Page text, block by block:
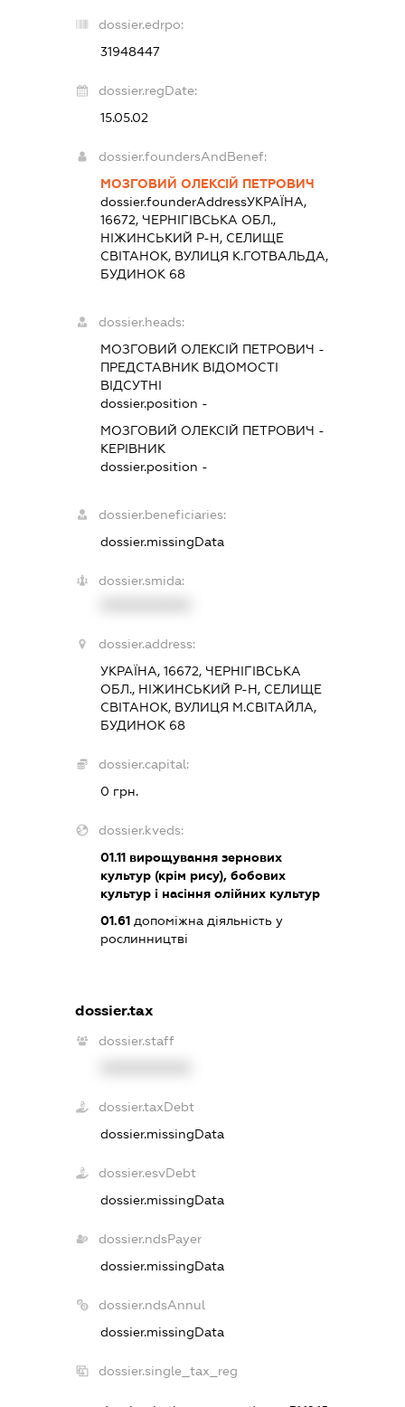
dossier.edrpo:
31948447
dossier.regDate:
15.05.02
dossier.foundersAndBenef:
МОЗГОВИЙ ОЛЕКСІЙ ПЕТРОВИЧ
dossier.founderAddressУКРАЇНА,
16672, ЧЕРНІГІВСЬКА ОБЛ.,
НІЖИНСЬКИЙ Р-Н, СЕЛИЩЕ
СВІТАНОК, ВУЛИЦЯ К.ГОТВАЛЬДА,
БУДИНОК 68
dossier.heads:
МОЗГОВИЙ ОЛЕКСІЙ ПЕТРОВИЧ -
ПРЕДСТАВНИК ВІДОМОСТІ
ВІДСУТНІ
dossier.position -
МОЗГОВИЙ ОЛЕКСІЙ ПЕТРОВИЧ -
КЕРІВНИК
dossier.position -
dossier.beneficiaries:
dossier.missingData
dossier.smida:
dossier.address:
УКРАЇНА, 16672, ЧЕРНІГІВСЬКА
ОБЛ., НІЖИНСЬКИЙ Р-Н, СЕЛИЩЕ
СВІТАНОК, ВУЛИЦЯ М.СВІТАЙЛА,
БУДИНОК 68
dossier.capital:
0 грн.
dossier.kveds:
01.11вирощування зернових
культур (крім рису), бобових
культур і насіння олійних культур
01.61допоміжна діяльність у
рослинництві
dossier.tax
dossier.staff
dossier.taxDebt
dossier.missingData
dossier.esvDebt
dossier.missingData
dossier.ndsPayer
dossier.missingData
dossier.ndsAnnul
dossier.missingData
dossier.single_tax_reg